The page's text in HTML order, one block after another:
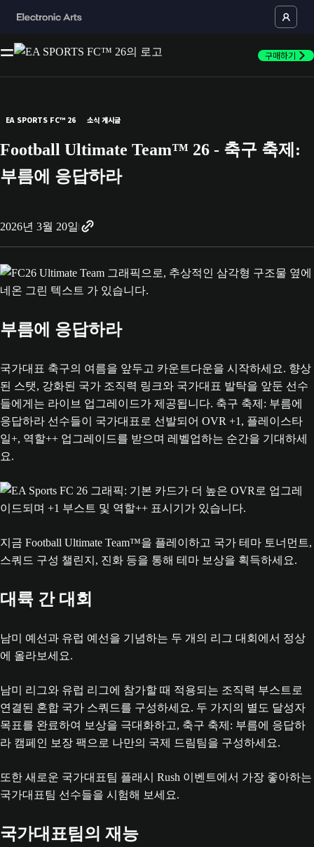
구매하기
EA SPORTS FC™ 26 소식 게시글
Football Ultimate Team™ 26 - 축구 축제:
부름에 응답하라
2026년 3월 20일
부름에 응답하라
국가대표 축구의 여름을 앞두고 카운트다운을 시작하세요. 향상
된 스탯, 강화된 국가 조직력 링크와 국가대표 발탁을 앞둔 선수
들에게는 라이브 업그레이드가 제공됩니다. 축구 축제: 부름에
응답하라 선수들이 국가대표로 선발되어 OVR +1, 플레이스타
일+, 역할++ 업그레이드를 받으며 레벨업하는 순간을 기대하세
요.
지금 Football Ultimate Team™을 플레이하고 국가 테마 토너먼트,
스쿼드 구성 챌린지, 진화 등을 통해 테마 보상을 획득하세요.
대륙 간 대회
남미 예선과 유럽 예선을 기념하는 두 개의 리그 대회에서 정상
에 올라보세요.
남미 리그와 유럽 리그에 참가할 때 적용되는 조직력 부스트로
연결된 혼합 국가 스쿼드를 구성하세요. 두 가지의 별도 달성자
목표를 완료하여 보상을 극대화하고, 축구 축제: 부름에 응답하
라 캠페인 보장 팩으로 나만의 국제 드림팀을 구성하세요.
또한 새로운 국가대표팀 플래시 Rush 이벤트에서 가장 좋아하는
국가대표팀 선수들을 시험해 보세요.
국가대표팀의 재능